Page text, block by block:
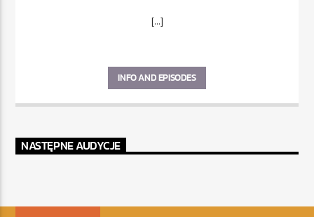
[...]
INFO AND EPISODES
NASTĘPNE AUDYCJE